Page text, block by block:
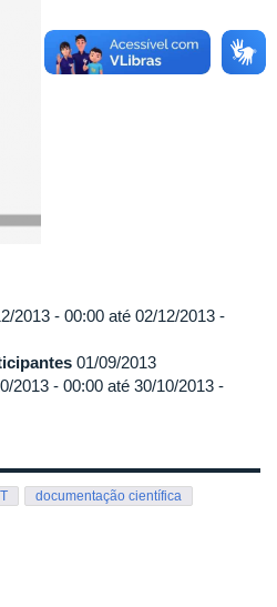
2013 - 00:00 até 02/12/2013 -
01/09/2013
2013 - 00:00 até 30/10/2013 -
documentação científica